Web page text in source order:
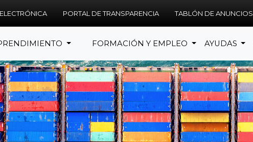
PORTAL DE TRANSPARENCIA TABLÓN DE ANUNCIOS
FORMACIÓN Y EMPLEO AYUDAS